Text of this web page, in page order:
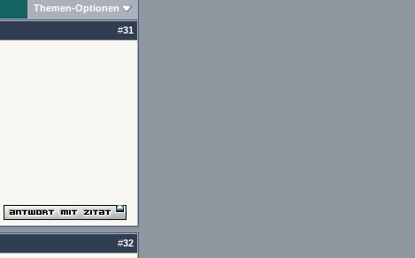
Themen-Optionen
#31
#32